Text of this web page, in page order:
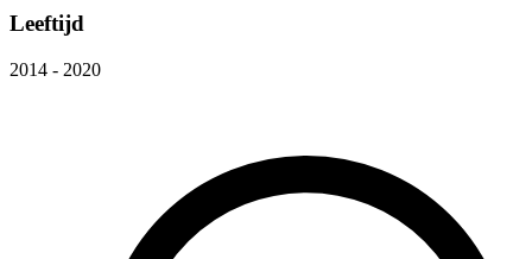
Leeftijd
2014 - 2020